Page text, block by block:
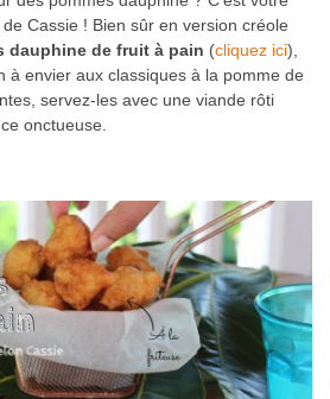
Cassie ! Bien sûr en version créole
dauphine de fruit à pain (cliquez ici),
à envier aux classiques à la pomme de
servez-les avec une viande rôti
onctueuse.